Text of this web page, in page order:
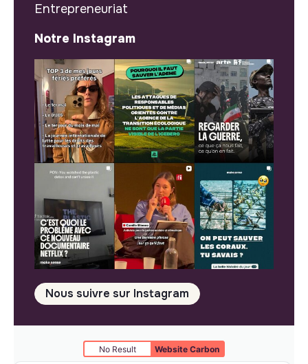
Entrepreneuriat
Notre Instagram
Nous suivre sur Instagram
No Result Website Carbon